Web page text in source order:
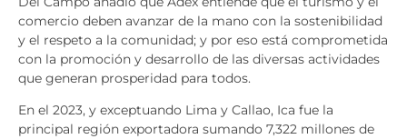
comercio deben avanzar de la mano con la sostenibilidad
y el respeto a la comunidad; y por eso está comprometida
con la promoción y desarrollo de las diversas actividades
que generan prosperidad para todos.
En el 2023, y exceptuando Lima y Callao, Ica fue la
principal región exportadora sumando 7,322 millones de